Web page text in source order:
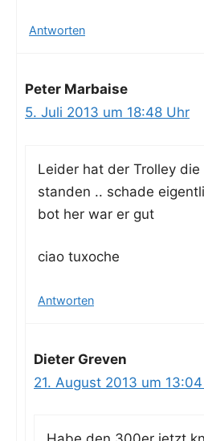
Antworten
Peter Marbaise
5. Juli 2013 um 18:48 Uhr
Lei­der hat der Trol­ley
stan­den .. scha­de
bot her war er gut
ciao tux­oche
Antworten
Dieter Greven
21. August 2013 um